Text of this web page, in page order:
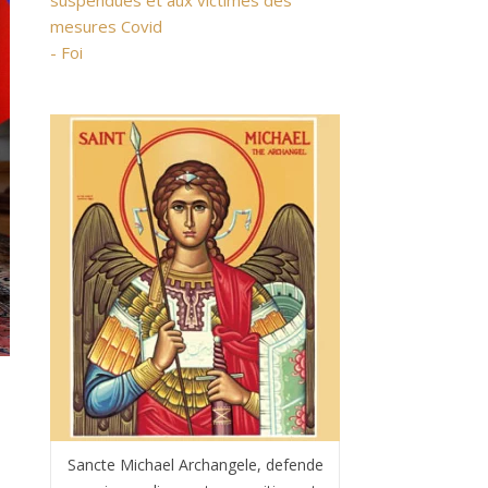
mesures Covid
- Foi
Sancte Michael Archangele, defende